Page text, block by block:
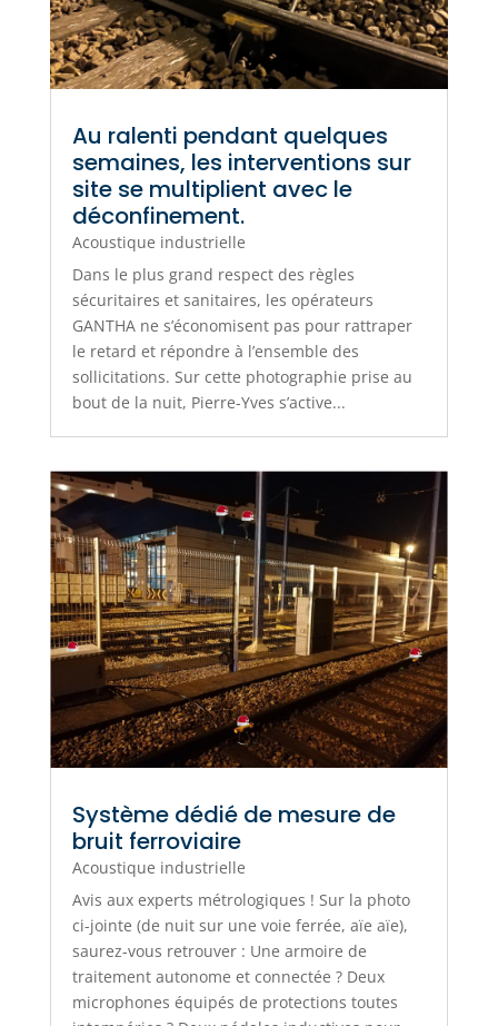
Au ralenti pendant quelques
semaines, les interventions sur
site se multiplient avec le
déconfinement.
Acoustique industrielle
Dans le plus grand respect des règles
sécuritaires et sanitaires, les opérateurs
GANTHA ne s’économisent pas pour rattraper
le retard et répondre à l’ensemble des
sollicitations. Sur cette photographie prise au
bout de la nuit, Pierre-Yves s’active...
Système dédié de mesure de
bruit ferroviaire
Acoustique industrielle
Avis aux experts métrologiques ! Sur la photo
ci-jointe (de nuit sur une voie ferrée, aïe aïe),
saurez-vous retrouver : Une armoire de
traitement autonome et connectée ? Deux
microphones équipés de protections toutes